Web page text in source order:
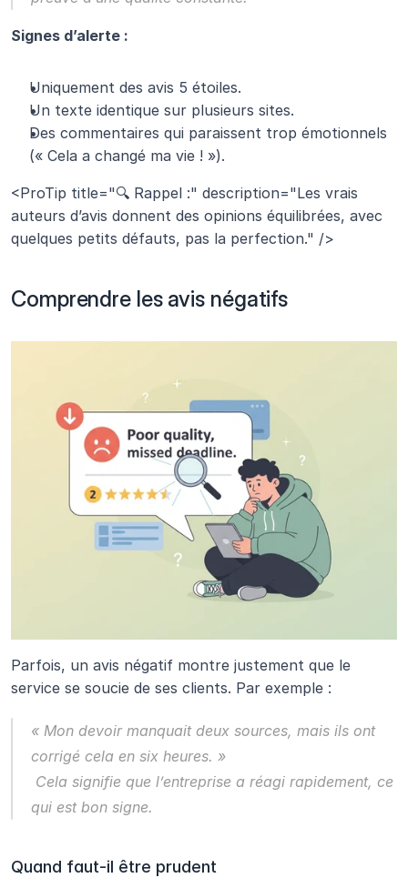
Signes d’alerte :
Uniquement des avis 5 étoiles.
Un texte identique sur plusieurs sites.
Des commentaires qui paraissent trop émotionnels
(« Cela a changé ma vie ! »).
<ProTip title="🔍 Rappel :" description="Les vrais
auteurs d’avis donnent des opinions équilibrées, avec
quelques petits défauts, pas la perfection." />
Comprendre les avis négatifs
Parfois, un avis négatif montre justement que le
service se soucie de ses clients. Par exemple :
« Mon devoir manquait deux sources, mais ils ont
corrigé cela en six heures. »
qui est bon signe.
Quand faut-il être prudent